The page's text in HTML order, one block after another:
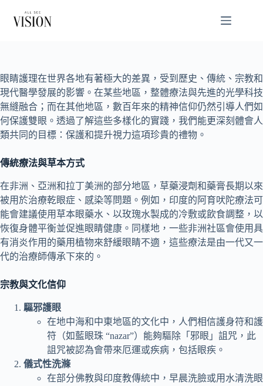
content
眼睛護理在世界各地有著極大的差異，受到歷史、傳統、宗教和
現代醫學發展的影響。在某些地區，整體療法與先進的光學科技
無縫融合；而在其他地區，數百年來的精神信仰仍然引導人們如
何保護雙眼。透過了解這些多樣化的實踐，我們能更深刻體會人
類共同的目標：保護和提升視力這項珍貴的禮物。
傳統療法與草本方式
在非洲、亞洲和拉丁美洲的部分地區，草藥浸劑和藥膏長期以來
被用於治療乾眼症、感染等問題。例如，印度的阿育吠陀療法可
能會建議使用草本眼藥水、以玫瑰水製成的冷敷或飲食調整，以
恢復身體平衡並促進眼睛健康。同樣地，一些非洲社區會使用具
有消炎作用的藥用植物來舒緩眼睛不適，這些療法是由一代又一
代的治療師傳承下來的。
宗教與文化信仰
驅邪護眼
在地中海和中東地區的文化中，人們相信護身符和護
符（如藍眼珠 “nazar”）能夠驅除「邪眼」詛咒，此
詛咒被認為會帶來厄運或疾病，包括眼疾。
儀式性洗滌
在部分佛教與印度教傳統中，早晨洗臉或用水清洗眼